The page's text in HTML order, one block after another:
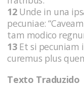
12Unde in una
pecuniae:
tam modico
13Et si pecuniam
curemus plus
Texto Traduzido